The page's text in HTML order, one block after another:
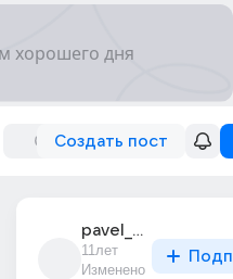
Создать пост
pavel_simonov_323
11лет
Изменено